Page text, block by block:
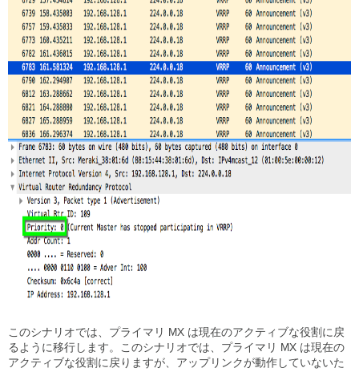
このシナリオでは、プライマリ MX は現在のアクティブな役割に戻
るように移行します。このシナリオでは、プライマリ MX は現在の
アクティブな役割に戻りますが、アップリンクが動作していないた